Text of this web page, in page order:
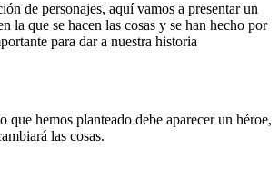
de personajes, aquí vamos a presentar un
la que se hacen las cosas y se han hecho por
para dar a nuestra historia
que hemos planteado debe aparecer un héroe,
las cosas.